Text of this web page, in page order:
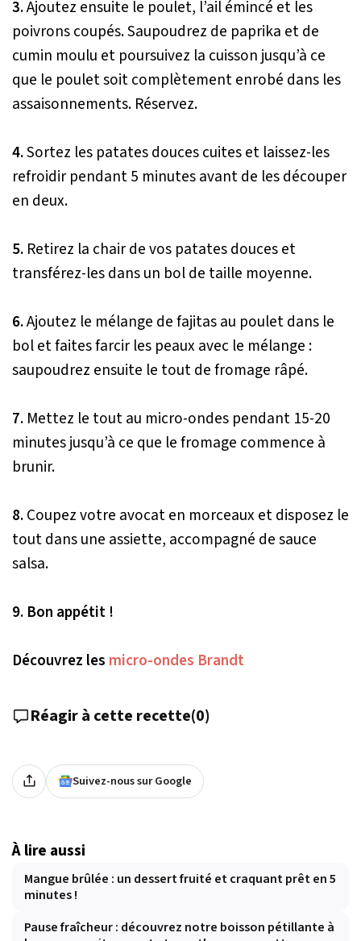
3.Ajoutez ensuite le poulet, l’ail émincé et les
poivrons coupés. Saupoudrez de paprika et de
cumin moulu et poursuivez la cuisson jusqu’à ce
que le poulet soit complètement enrobé dans les
assaisonnements. Réservez.
4.Sortez les patates douces cuites et laissez-les
refroidir pendant 5 minutes avant de les découper
en deux.
5. Retirez la chair de vos patates douces et
transférez-les dans un bol de taille moyenne.
6.Ajoutez le mélange de fajitas au poulet dans le
bol et faites farcir les peaux avec le mélange :
saupoudrez ensuite le tout de fromage râpé.
7. Mettez le tout au micro-ondes pendant 15-20
minutes jusqu’à ce que le fromage commence à
brunir.
8.Coupez votre avocat en morceaux et disposez le
tout dans une assiette, accompagné de sauce
salsa.
9. Bon appétit !
Découvrez les micro-ondes Brandt
Réagir à cette recette(0)
Suivez-nous sur Google
À lire aussi
Mangue brûlée : un dessert fruité et craquant prêt en 5
minutes !
Pause fraîcheur : découvrez notre boisson pétillante à